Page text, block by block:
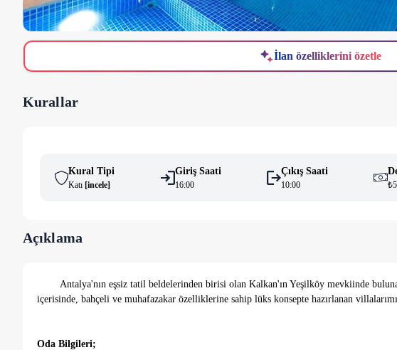
İlan özelliklerini özetle
Kurallar
Kural Tipi
Katı [i̇ncele]
Giriş Saati
16:00
Çıkış Saati
10:00
Açıklama
Antalya'nın eşsiz tatil beldelerinden birisi olan Kalkan'ın Yeşilköy mevkiinde
içerisinde, bahçeli ve muhafazakar özelliklerine sahip lüks konsepte hazırlanan
Oda Bilgileri;